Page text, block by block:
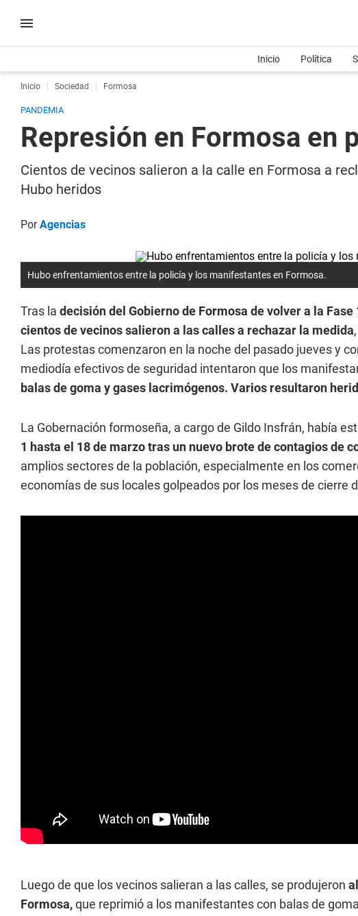
Inicio Política
Inicio Sociedad Formosa
PANDEMIA
Represión en Formosa en
Cientos de vecinos salieron a la calle en Formosa a
Hubo heridos
PorAgencias
Hubo enfrentamientos entre la policía y los manifestantes en Formosa.
Tras la decisión del Gobierno de Formosa de volver a la Fase
cientos de vecinos salieron a las calles a rechazar la medida
Las protestas comenzaron en la noche del pasado jueves y
mediodía efectivos de seguridad intentaron que los
balas de goma y gases lacrimógenos. Varios resultaron
La Gobernación formoseña, a cargo de Gildo Insfrán, había
1 hasta el 18 de marzo tras un nuevo brote de contagios de
amplios sectores de la población, especialmente en los
economías de sus locales golpeados por los meses de cierre
Luego de que los vecinos salieran a las calles, se produjeron
Formosa,que reprimió a los manifestantes con balas de